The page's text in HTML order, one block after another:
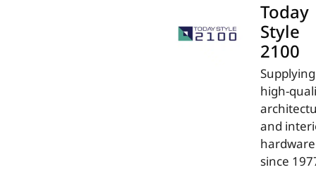
Today
Style
2100
Supplying
high-
and
hardware
since